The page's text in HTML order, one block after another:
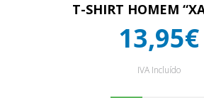
T-SHIRT HOMEM
13,95€
IVA Incluído